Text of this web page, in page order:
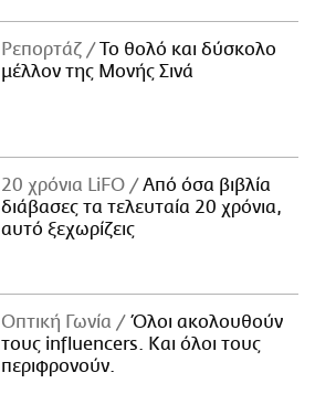
Ρεπορτάζ
Το θολό και δύσκολο
μέλλον της Μονής Σινά
20 χρόνια LiFO
Από όσα βιβλία
διάβασες τα τελευταία 20 χρόνια,
αυτό ξεχωρίζεις
Οπτική Γωνία
Όλοι ακολουθούν
τους influencers. Και όλοι τους
περιφρονούν.